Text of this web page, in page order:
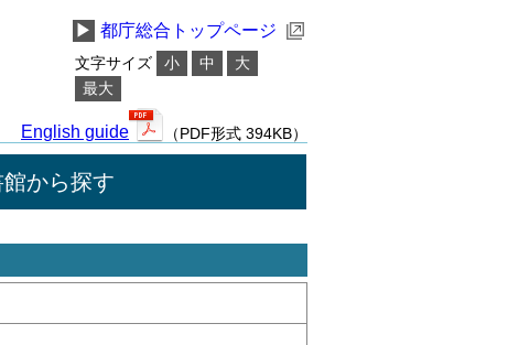
▶ 都庁総合トップページ
文字サイズ 小 中
大
最大
English guide （PDF形式 394KB）
館から探す